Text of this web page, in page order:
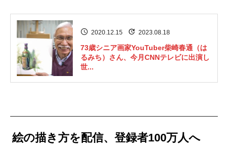
2020.12.15 2023.08.18
73歳シニア画家YouTuber柴崎春通（は
るみち）さん、今月CNNテレビに出演し
世...
絵の描き方を配信、登録者100万人へ